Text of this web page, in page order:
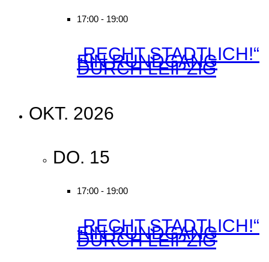
17:00 - 19:00
„RECHT STADTLICH!“
EIN RUNDGANG
DURCH LEIPZIG
OKT. 2026
DO. 15
17:00 - 19:00
„RECHT STADTLICH!“
EIN RUNDGANG
DURCH LEIPZIG